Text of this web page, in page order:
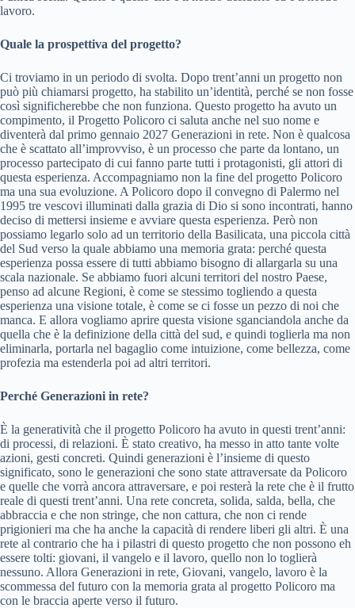
lavoro.
Quale la prospettiva del progetto?
Ci troviamo in un periodo di svolta. Dopo trent’anni un progetto non
può più chiamarsi progetto, ha stabilito un’identità, perché se non fosse
così significherebbe che non funziona. Questo progetto ha avuto un
compimento, il Progetto Policoro ci saluta anche nel suo nome e
diventerà dal primo gennaio 2027 Generazioni in rete. Non è qualcosa
che è scattato all’improvviso, è un processo che parte da lontano, un
processo partecipato di cui fanno parte tutti i protagonisti, gli attori di
questa esperienza. Accompagniamo non la fine del progetto Policoro
ma una sua evoluzione. A Policoro dopo il convegno di Palermo nel
1995 tre vescovi illuminati dalla grazia di Dio si sono incontrati, hanno
deciso di mettersi insieme e avviare questa esperienza. Però non
possiamo legarlo solo ad un territorio della Basilicata, una piccola città
del Sud verso la quale abbiamo una memoria grata: perché questa
esperienza possa essere di tutti abbiamo bisogno di allargarla su una
scala nazionale. Se abbiamo fuori alcuni territori del nostro Paese,
penso ad alcune Regioni, è come se stessimo togliendo a questa
esperienza una visione totale, è come se ci fosse un pezzo di noi che
manca. E allora vogliamo aprire questa visione sganciandola anche da
quella che è la definizione della città del sud, e quindi toglierla ma non
eliminarla, portarla nel bagaglio come intuizione, come bellezza, come
profezia ma estenderla poi ad altri territori.
Perché Generazioni in rete?
È la generatività che il progetto Policoro ha avuto in questi trent’anni:
di processi, di relazioni. È stato creativo, ha messo in atto tante volte
azioni, gesti concreti. Quindi generazioni è l’insieme di questo
significato, sono le generazioni che sono state attraversate da Policoro
e quelle che vorrà ancora attraversare, e poi resterà la rete che è il frutto
reale di questi trent’anni. Una rete concreta, solida, salda, bella, che
abbraccia e che non stringe, che non cattura, che non ci rende
prigionieri ma che ha anche la capacità di rendere liberi gli altri. È una
rete al contrario che ha i pilastri di questo progetto che non possono eh
essere tolti: giovani, il vangelo e il lavoro, quello non lo toglierà
nessuno. Allora Generazioni in rete, Giovani, vangelo, lavoro è la
scommessa del futuro con la memoria grata al progetto Policoro ma
con le braccia aperte verso il futuro.